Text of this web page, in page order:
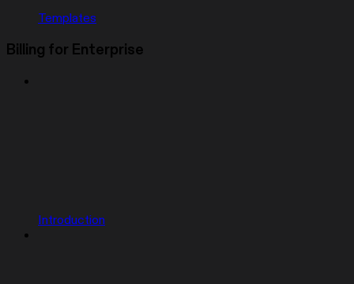
Templates
Billing for Enterprise
Introduction